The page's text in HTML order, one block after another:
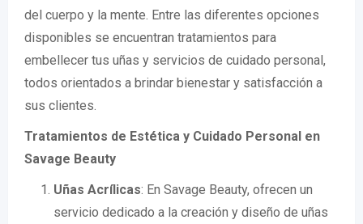
del cuerpo y la mente. Entre las diferentes opciones
disponibles se encuentran tratamientos para
embellecer tus uñas y servicios de cuidado personal,
todos orientados a brindar bienestar y satisfacción a
sus clientes.
Tratamientos de Estética y Cuidado Personal en
Savage Beauty
Uñas Acrílicas: En Savage Beauty, ofrecen un
servicio dedicado a la creación y diseño de uñas